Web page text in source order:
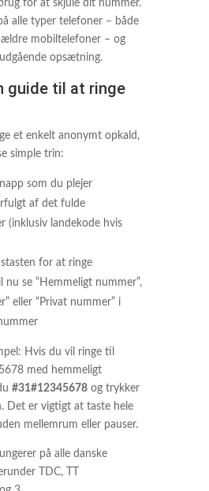
for at skjule dit nummer.
alle typer telefoner – både
mobiltelefoner – og
opsætning.
guide til at ringe
et enkelt anonymt opkald,
simple trin:
som du plejer
af det fulde
(inklusiv landekode hvis
for at ringe
nu se “Hemmeligt nummer”,
eller “Privat nummer” i
Hvis du vil ringe til
med hemmeligt
#31#12345678og trykker
Det er vigtigt at taste hele
mellemrum eller pauser.
på alle danske
TDC, TT